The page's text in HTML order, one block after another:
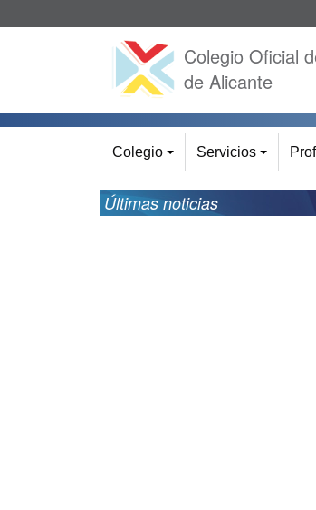
Colegio Oficial
de Alicante
Colegio Servicios
Últimas noticias